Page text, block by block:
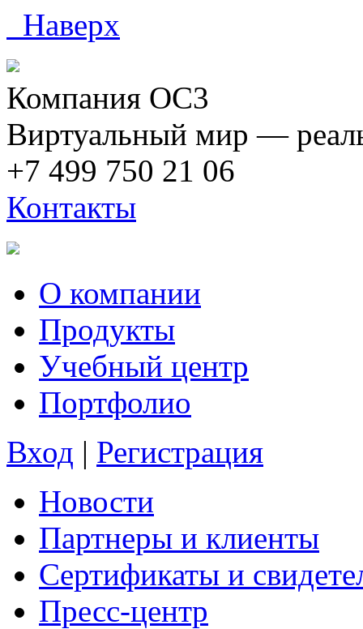
Наверх
Компания ОС3
Виртуальный мир —
+7 499 750 21 06
Контакты
О компании
Продукты
Учебный центр
Портфолио
Вход | Регистрация
Новости
Партнеры и клиенты
Сертификаты и
Пресс-центр